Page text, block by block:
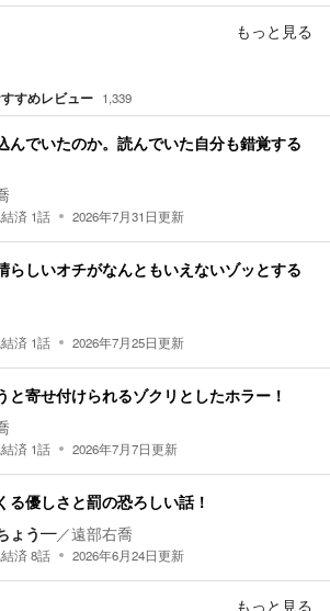
もっと見る
すめレビュー 1,339
んでいたのか。読んでいた自分も錯覚する
済 1話 2026年7月31日更新
らしいオチがなんともいえないゾッとする
済 1話 2026年7月25日更新
と寄せ付けられるゾクリとしたホラー！
済 1話 2026年7月7日更新
る優しさと罰の恐ろしい話！
ょう―／遠部右喬
済8話 2026年6月24日更新
もっと見る